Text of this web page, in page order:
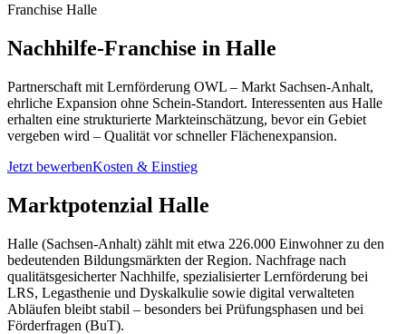
Franchise Halle
Nachhilfe-Franchise in Halle
Partnerschaft mit Lernförderung OWL – Markt Sachsen-Anhalt,
ehrliche Expansion ohne Schein-Standort. Interessenten aus Halle
erhalten eine strukturierte Markteinschätzung, bevor ein Gebiet
vergeben wird – Qualität vor schneller Flächenexpansion.
Jetzt bewerbenKosten & Einstieg
Marktpotenzial Halle
Halle (Sachsen-Anhalt) zählt mit etwa 226.000 Einwohner zu den
bedeutenden Bildungsmärkten der Region. Nachfrage nach
qualitätsgesicherter Nachhilfe, spezialisierter Lernförderung bei
LRS, Legasthenie und Dyskalkulie sowie digital verwalteten
Abläufen bleibt stabil – besonders bei Prüfungsphasen und bei
Förderfragen (BuT).